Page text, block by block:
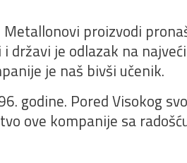
proizvodi
državi je odlazak na
je naš bivši učenik.
godine. Pored Visokog
ove kompanije sa